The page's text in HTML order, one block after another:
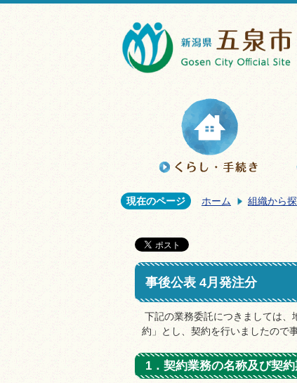
現在のページ ホーム 組織から
事後公表 4月発注分
下記の業務委託につきましては
約」とし、契約を行いましたので
1．契約業務の名称及び契約